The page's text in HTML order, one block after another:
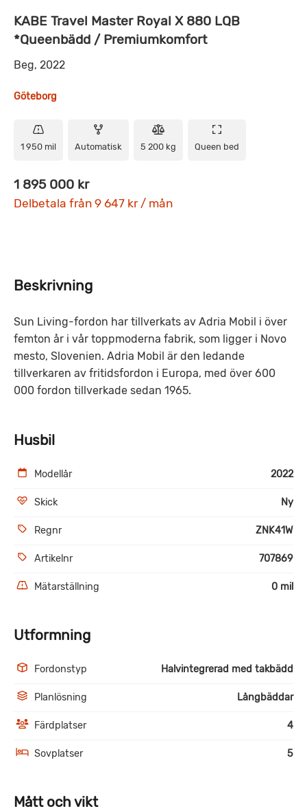
KABE Travel Master Royal X 880 LQB
*Queenbädd / Premiumkomfort
Beg, 2022
Göteborg
1 950 mil Automatisk 5 200 kg Queen bed
1 895 000 kr
Delbetala från 9 647 kr / mån
Beskrivning
Sun Living-fordon har tillverkats av Adria Mobil i över
femton år i vår toppmoderna fabrik, som ligger i Novo
mesto, Slovenien. Adria Mobil är den ledande
tillverkaren av fritidsfordon i Europa, med över 600
000 fordon tillverkade sedan 1965.
Husbil
Modellår 2022
Skick Ny
Regnr ZNK41W
Artikelnr 707869
Mätarställning 0 mil
Utformning
Fordonstyp Halvintegrerad med takbädd
Planlösning Långbäddar
Färdplatser 4
Sovplatser 5
Mått och vikt